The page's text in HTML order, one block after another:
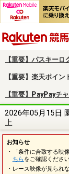
【重要】パスキー
【重要】楽天ポイ
【重要】PayPayチ
2026年05月15日
上
お知らせ
・「条件に合致する映
ちら をご確認ください
・レース映像が見られ